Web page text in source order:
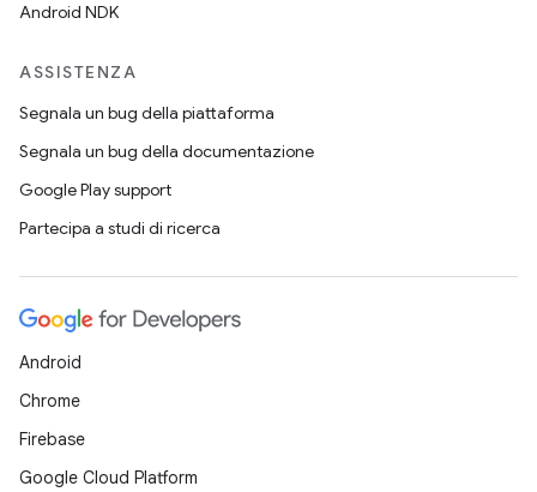
Android NDK
ASSISTENZA
Segnala un bug della piattaforma
Segnala un bug della documentazione
Google Play support
Partecipa a studi di ricerca
Android
Chrome
Firebase
Google Cloud Platform